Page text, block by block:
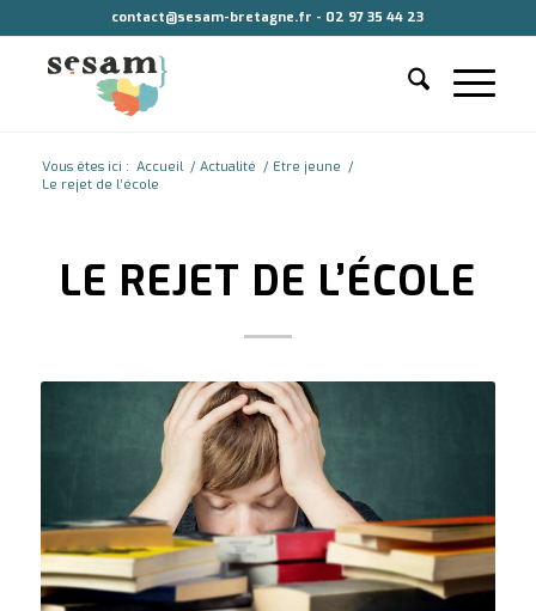
contact@sesam-bretagne.fr - 02 97 35 44 23
Vous êtes ici : Accueil / Actualité / Etre jeune /
Le rejet de l’école
LE REJET DE L’ÉCOLE